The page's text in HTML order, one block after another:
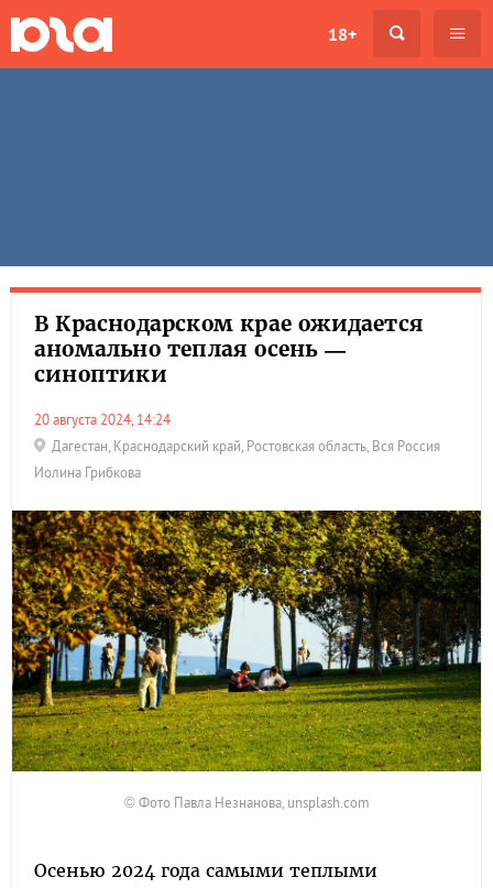
18+
В Краснодарском крае ожидается
аномально теплая осень —
синоптики
20 августа 2024, 14:24
Дагестан, Краснодарский край, Ростовская область, Вся Россия
Иолина Грибкова
© Фото Павла Незнанова, unsplash.com
Осенью 2024 года самыми теплыми